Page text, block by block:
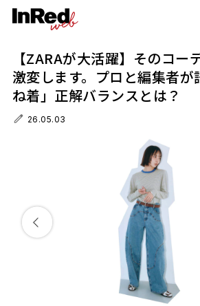
【ZARAが大活躍】そのコー
激変します。プロと編集者が
ね着」正解バランスとは？
26.05.03